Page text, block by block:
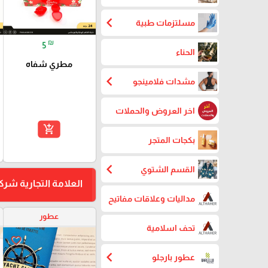
مسلتزمات طبية chevron_left
الحناء
مشدات فلامينجو chevron_left
اخر العروض والحملات
بكجات المتجر
القسم الشتوي chevron_left
مداليات وعلاقات مفاتيح
تحف اسلامية
عطور بارجلو chevron_left
5 ₪
مطري شفاه
add_shopping_cart
العلامة التجارية
عطور
favorite_border